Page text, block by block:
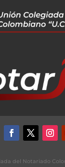
del Notariado